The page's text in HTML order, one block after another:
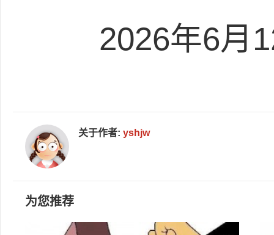
2026年6
关于作者: yshjw
为您推荐